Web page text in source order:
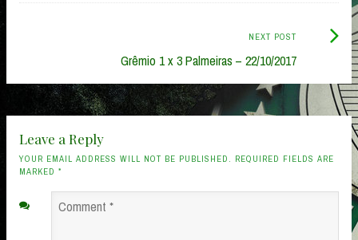
NEXT POST
Grêmio 1 x 3 Palmeiras – 22/10/2017
Next
Leave a Reply
YOUR EMAIL ADDRESS WILL NOT BE PUBLISHED. REQUIRED FIELDS ARE
MARKED *
Comment